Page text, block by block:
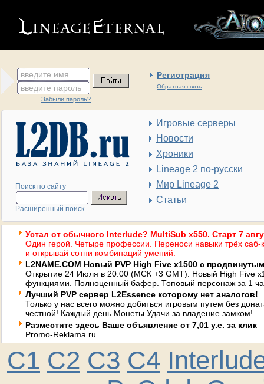
введите имя Регистрация
Обратная связь
введите пароль
Забыли пароль?
Поиск по сайту
Расширенный поиск
Игровые серверы
Новости
Хроники
Lineage 2 по-русски
Мир Lineage 2
Статьи
Устал от обычного Interlude? MultiSub x550. Старт 7
Один герой. Четыре профессии. Переноси навыки трёх саб-
и открывай сотни комбинаций умений.
L2NAME.COM Новый PVP High Five x1500 с
Открытие 24 Июля в 20:00 (МСК +3 GMT). Новый High Five
функциями. Полноценный бафер. Топовый персонаж за 1
Лучший PVP сервер L2Essence которому нет аналогов!
Только у нас всего можно добиться игровым путем без
честной! Каждый день Монеты Удачи за владение замком!
Разместите здесь Ваше объявление от 7,01 у.е. за клик
Promo-Reklama.ru
C1 C2 C3 C4